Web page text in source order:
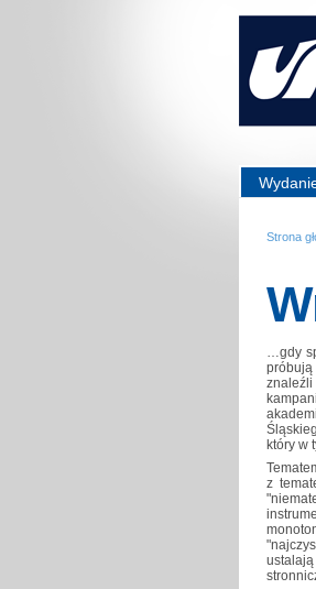
Strona
…gdy
próbują
znaleźli
który w
z